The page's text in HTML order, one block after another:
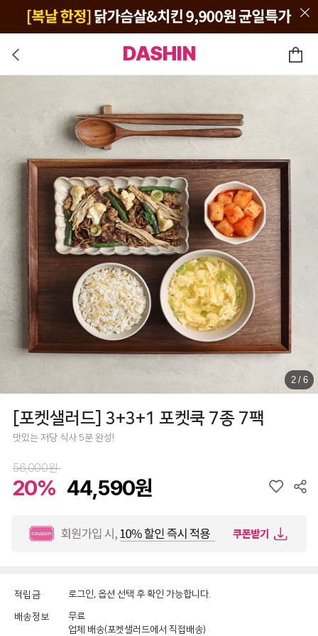
DASHIN
2/ 6
[포켓샐러드] 3+3+1 포켓쿡 7종 7팩
맛있는 저당 식사 5분 완성!
56,000원
20% 44,590원
적립금 로그인, 옵션 선택 후 확인 가능합니다.
배송정보
무료
업체 배송(포켓샐러드에서 직접배송)